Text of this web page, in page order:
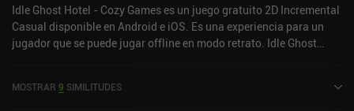
Idle Ghost Hotel - Cozy Games es un juego gratuito 2D Incremental
Casual disponible en Android e iOS. Es una experiencia para un
jugador que se puede jugar offline en modo retrato. Idle Ghost
en la App Store de iOS.
MOSTRAR 9 SIMILITUDES